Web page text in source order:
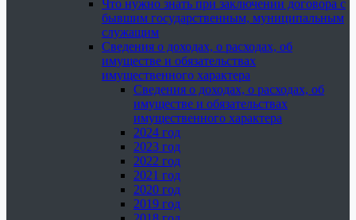
Что нужно знать при заключении договора с
бывшим государственным, муниципальным
служащим
Сведения о доходах, о расходах, об
имуществе и обязательствах
имущественного характера
Сведения о доходах, о расходах, об
имуществе и обязательствах
имущественного характера
2024 год
2023 год
2022 год
2021 год
2020 год
2019 год